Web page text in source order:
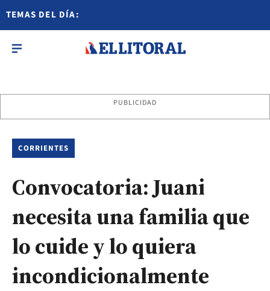
TEMAS DEL DÍA:
PUBLICIDAD
CORRIENTES
Convocatoria: Juani
necesita una familia que
lo cuide y lo quiera
incondicionalmente